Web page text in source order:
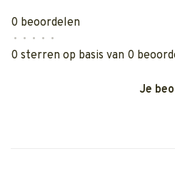
0 beoordelen
• • • • •
0 sterren op basis van 0
Je